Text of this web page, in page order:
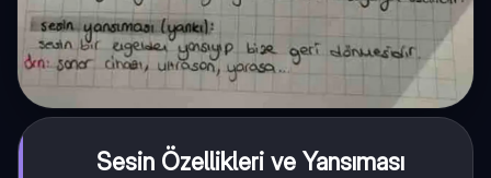
Sesin Özellikleri ve Yansıması